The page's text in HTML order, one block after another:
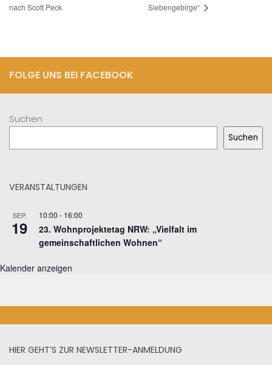
nach Scott Peck
Siebengebirge“
FOLGE UNS BEI FACEBOOK
Suchen
Suchen
VERANSTALTUNGEN
SEP.
19
10:00 - 16:00
23. Wohnprojektetag NRW: „Vielfalt im
gemeinschaftlichen Wohnen“
Kalender anzeigen
HIER GEHT’S ZUR NEWSLETTER-ANMELDUNG